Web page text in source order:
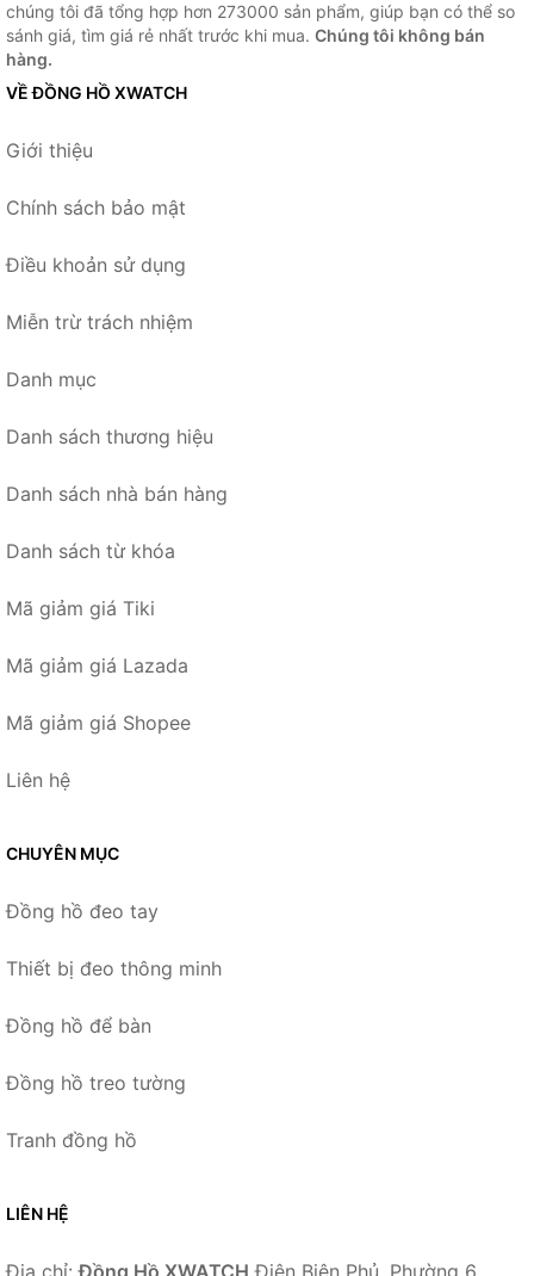
chúng tôi đã tổng hợp hơn 273000 sản phẩm, giúp bạn có thể so
sánh giá, tìm giá rẻ nhất trước khi mua. Chúng tôi không bán
hàng.
VỀ ĐỒNG HỒ XWATCH
Giới thiệu
Chính sách bảo mật
Điều khoản sử dụng
Miễn trừ trách nhiệm
Danh mục
Danh sách thương hiệu
Danh sách nhà bán hàng
Danh sách từ khóa
Mã giảm giá Tiki
Mã giảm giá Lazada
Mã giảm giá Shopee
Liên hệ
CHUYÊN MỤC
Đồng hồ đeo tay
Thiết bị đeo thông minh
Đồng hồ để bàn
Đồng hồ treo tường
Tranh đồng hồ
LIÊN HỆ
Địa chỉ:Đồng Hồ XWATCH Điện Biên Phủ, Phường 6,